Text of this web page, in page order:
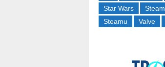
Star Wars
Steam
Steamu
Valve